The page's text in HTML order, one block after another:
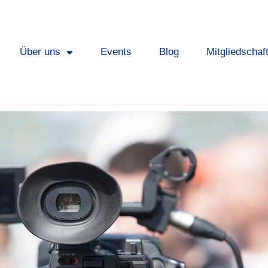
Über uns Events Blog Mitgliedschaft